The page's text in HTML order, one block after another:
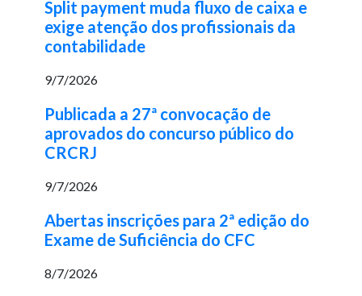
Split payment muda fluxo de caixa e
exige atenção dos profissionais da
contabilidade
9/7/2026
Publicada a 27ª convocação de
aprovados do concurso público do
CRCRJ
9/7/2026
Abertas inscrições para 2ª edição do
Exame de Suficiência do CFC
8/7/2026